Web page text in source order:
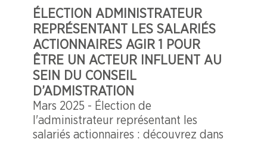
ÉLECTION ADMINISTRATEUR
REPRÉSENTANT LES SALARIÉS
ACTIONNAIRES AGIR 1 POUR
ÊTRE UN ACTEUR INFLUENT AU
SEIN DU CONSEIL
D’ADMISTRATION
Mars 2025 - Élection de
l'administrateur représentant les
salariés actionnaires : découvrez dans